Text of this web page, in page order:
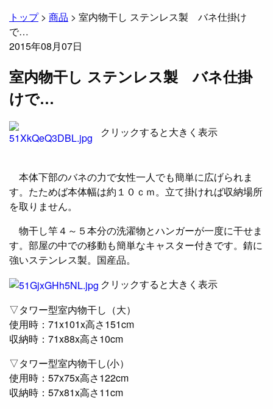
トップ> 商品 > 室内物干し ステンレス製 バネ仕掛け
で…
2015年08月07日
室内物干し ステンレス製 バネ仕掛
けで…
​クリックすると大きく表示
本体下部のバネの力で女性一人でも簡単に広げられま
す。たためば本体幅は約１０ｃｍ。立て掛ければ収納場所
を取りません。
物干し竿４～５本分の洗濯物とハンガーが一度に干せま
す。部屋の中での移動も簡単なキャスター付きです。錆に
強いステンレス製。国産品。
​クリックすると大きく表示
▽タワー型室内物干し（大）
使用時：71x101x高さ151cm
収納時：71x88x高さ10cm
▽タワー型室内物干し(小）
使用時：57x75x高さ122cm
収納時：57x81x高さ11cm